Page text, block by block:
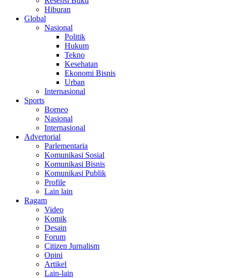
Hiburan
Global
Nasional
Politik
Hukum
Tekno
Kesehatan
Ekonomi Bisnis
Urban
Internasional
Sports
Borneo
Nasional
Internasional
Advertorial
Parlementaria
Komunikasi Sosial
Komunikasi Bisnis
Komunikasi Publik
Profile
Lain lain
Ragam
Video
Komik
Desain
Forum
Citizen Jurnalism
Opini
Artikel
Lain-lain